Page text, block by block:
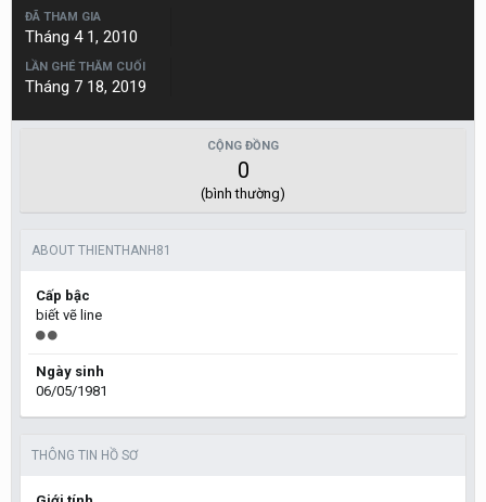
ĐÃ THAM GIA
Tháng 4 1, 2010
LẦN GHÉ THĂM CUỐI
Tháng 7 18, 2019
CỘNG ĐỒNG
0
(bình thường)
ABOUT THIENTHANH81
Cấp bậc
biết vẽ line
Ngày sinh
06/05/1981
THÔNG TIN HỒ SƠ